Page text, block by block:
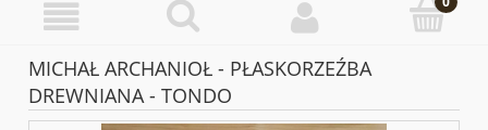
MICHAŁ ARCHANIOŁ - PŁASKORZEŹBA
DREWNIANA - TONDO